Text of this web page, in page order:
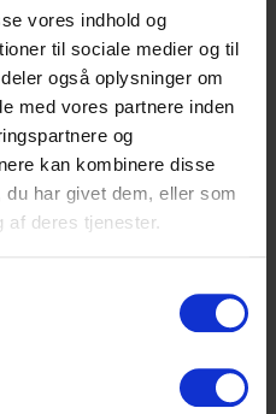
vores indhold og
til sociale medier og til
også oplysninger om
med vores partnere inden
og
kan kombinere disse
har givet dem, eller som
af deres tjenester.
–
direkte fra 9.
du blive Ny
vil vare 3 år. Er
anset som
på aftalen
dig?
- så klik på
er